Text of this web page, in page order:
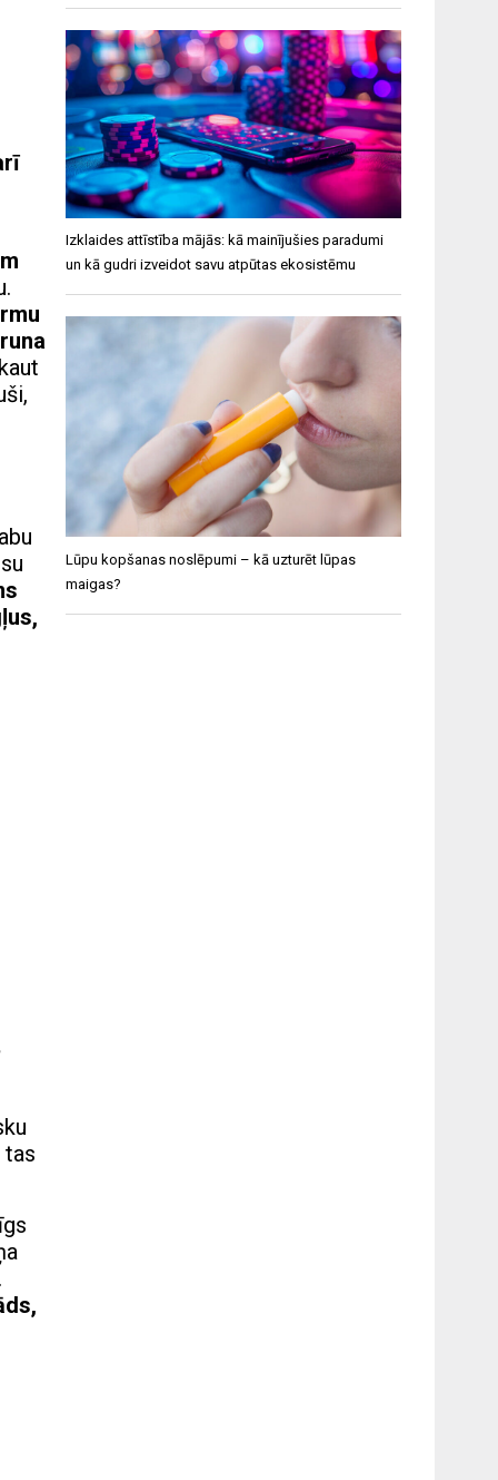
tas
Izklaides attīstība mājās: kā mainījušies paradumi
un kā gudri izveidot savu atpūtas ekosistēmu
Lūpu kopšanas noslēpumi – kā uzturēt lūpas
maigas?